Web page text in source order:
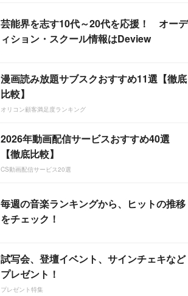
芸能界を志す10代～20代を応援！ オーデ
ィション・スクール情報はDeview
漫画読み放題サブスクおすすめ11選【徹底
比較】
オリコン顧客満足度ランキング
2026年動画配信サービスおすすめ40選
【徹底比較】
CS動画配信サービス20選
毎週の音楽ランキングから、ヒットの推移
をチェック！
試写会、登壇イベント、サインチェキなど
プレゼント！
プレゼント特集